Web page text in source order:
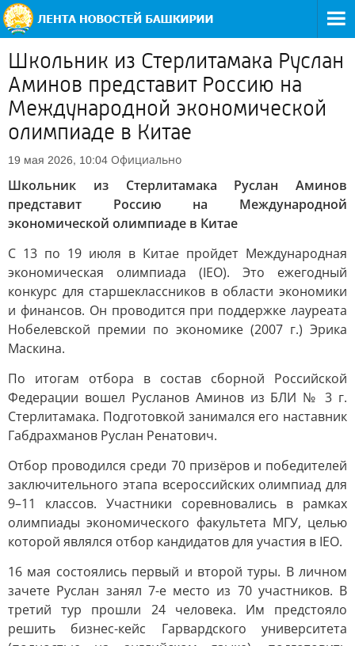
Школьник из Стерлитамака Руслан
Аминов представит Россию на
Международной экономической
олимпиаде в Китае
19 мая 2026, 10:04 Официально
Школьник из Стерлитамака Руслан Аминов
представит Россию на Международной
экономической олимпиаде в Китае
С 13 по 19 июля в Китае пройдет Международная
экономическая олимпиада (IEO). Это ежегодный
конкурс для старшеклассников в области экономики
и финансов. Он проводится при поддержке лауреата
Нобелевской премии по экономике (2007 г.) Эрика
Маскина.
По итогам отбора в состав сборной Российской
Федерации вошел Русланов Аминов из БЛИ № 3 г.
Стерлитамака. Подготовкой занимался его наставник
Габдрахманов Руслан Ренатович.
Отбор проводился среди 70 призёров и победителей
заключительного этапа всероссийских олимпиад для
9–11 классов. Участники соревновались в рамках
олимпиады экономического факультета МГУ, целью
которой являлся отбор кандидатов для участия в IEO.
16 мая состоялись первый и второй туры. В личном
зачете Руслан занял 7-е место из 70 участников. В
третий тур прошли 24 человека. Им предстояло
решить бизнес-кейс Гарвардского университета